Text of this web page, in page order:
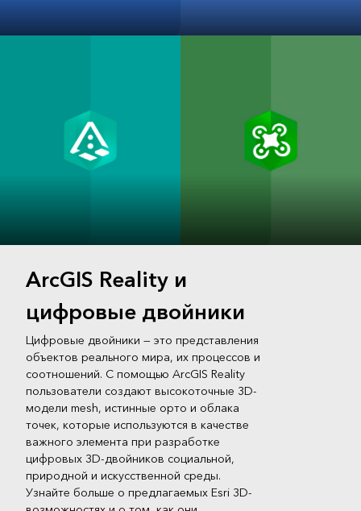
Studio
ArcGIS Reality и
цифровые двойники
Цифровые двойники — это представления
объектов реального мира, их процессов и
соотношений. С помощью ArcGIS Reality
пользователи создают высокоточные 3D-
модели mesh, истинные орто и облака
точек, которые используются в качестве
важного элемента при разработке
цифровых 3D-двойников социальной,
природной и искусственной среды.
Узнайте больше о предлагаемых Esri 3D-